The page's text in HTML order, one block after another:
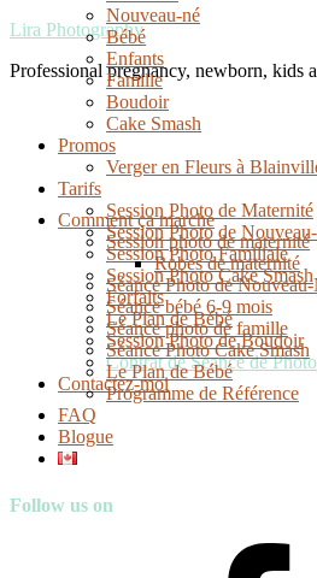
Lira Photography
Professional pregnancy, newborn, kids
Nouveau-né
Bébé
Enfants
Famille
Boudoir
Cake Smash
Promos
Verger en Fleurs à
Tarifs
Session Photo de Maternité
Session Photo de
Session Photo Familiale
Session Photo Cake Smash
Forfaits
Le Plan de Bébé
Session Photo de Boudoir
Contrat de Séance de Photo
Contactez-moi
Comment ça marche
Session photo de maternité
Robes de maternité
Séance Photo de
Séance bébé 6-9 mois
Séance photo de famille
Séance Photo Cake Smash
Le Plan de Bébé
Programme de Référence
FAQ
Blogue
Follow us on